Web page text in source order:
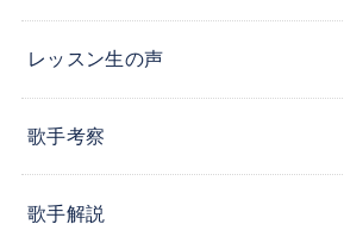
レッスン生の声
歌手考察
歌手解説